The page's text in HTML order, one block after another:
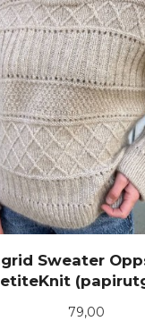
Sweater
Pris
79,00